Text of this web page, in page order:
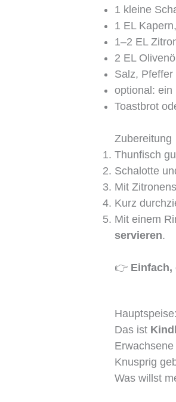
1 kleine
1 EL
1–2 EL
2 EL
Salz, Pfeffer
optional: ein
Toastbrot
Zubereitung
Thunfisch
Schalotte
Mit
Kurz
Mit einem
servieren.
👉 Einfach,
Das ist
Knusprig
Was willst